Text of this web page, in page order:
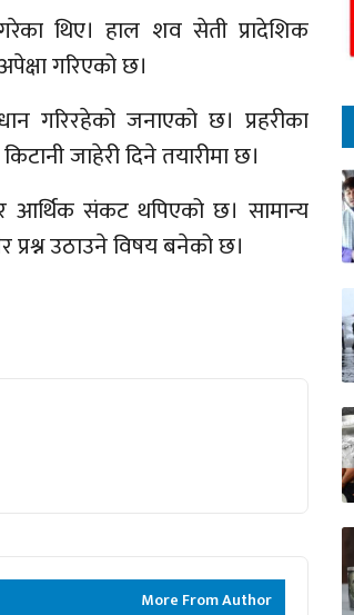
थिए। हाल शव सेती प्रादेशिक
गरिएको छ।
गरिरहेको जनाएको छ। प्रहरीका
जाहेरी दिने तयारीमा छ।
आर्थिक संकट थपिएको छ। सामान्य
उठाउने विषय बनेको छ।
More From Author